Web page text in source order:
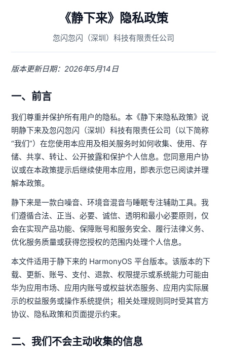
《静下来》隐私政策
忽闪忽闪（深圳）科技有限责任公司
版本更新日期：2026年5月14日
一、前言
我们尊重并保护所有用户的隐私。本《静下来隐私政策》说
明静下来及忽闪忽闪（深圳）科技有限责任公司（以下简称
“我们”）在您使用本应用及相关服务时如何收集、使用、存
储、共享、转让、公开披露和保护个人信息。您同意用户协
议或在本政策提示后继续使用本应用，即表示您已阅读并理
解本政策。
静下来是一款白噪音、环境音混音与睡眠专注辅助工具。我
们遵循合法、正当、必要、诚信、透明和最小必要原则，仅
会在实现产品功能、保障账号和服务安全、履行法律义务、
优化服务质量或获得您授权的范围内处理个人信息。
本文件适用于静下来的 HarmonyOS 平台版本。该版本的下
载、更新、账号、支付、退款、权限提示或系统能力可能由
华为应用市场、应用内账号或权益状态服务、应用内实际展
示的权益服务或操作系统提供；相关处理规则同时受其官方
协议、隐私政策和页面提示约束。
二、我们不会主动收集的信息